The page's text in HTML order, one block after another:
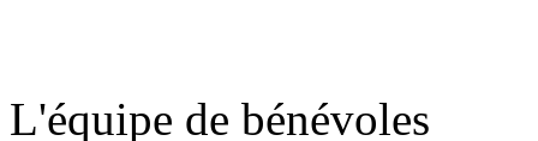
L'équipe de bénévoles